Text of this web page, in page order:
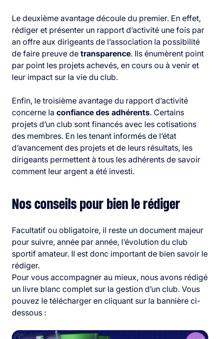
Le deuxième avantage découle du premier. En effet,
rédiger et présenter un rapport d’activité une fois par
an offre aux dirigeants de l’association la possibilité
de faire preuve de transparence. Ils énumèrent point
par point les projets achevés, en cours ou à venir et
leur impact sur la vie du club.
Enfin, le troisième avantage du rapport d’activité
concerne la confiance des adhérents. Certains
projets d’un club sont financés avec les cotisations
des membres. En les tenant informés de l’état
d’avancement des projets et de leurs résultats, les
dirigeants permettent à tous les adhérents de savoir
comment leur argent a été investi.
Nos conseils pour bien le rédiger
Facultatif ou obligatoire, il reste un document majeur
pour suivre, année par année, l’évolution du club
sportif amateur. Il est donc important de bien savoir le
rédiger.
Pour vous accompagner au mieux, nous avons rédigé
un livre blanc complet sur la gestion d’un club. Vous
pouvez le télécharger en cliquant sur la bannière ci-
dessous :